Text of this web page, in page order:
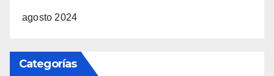
agosto 2024
Categorías